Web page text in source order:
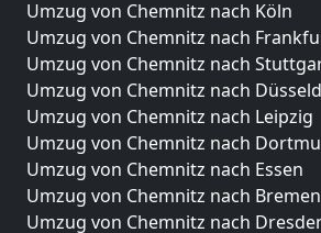
Umzug von Chemnitz nach Köln
Umzug von Chemnitz nach
Umzug von Chemnitz nach
Umzug von Chemnitz nach
Umzug von Chemnitz nach Leipzig
Umzug von Chemnitz nach
Umzug von Chemnitz nach Essen
Umzug von Chemnitz nach Bremen
Umzug von Chemnitz nach